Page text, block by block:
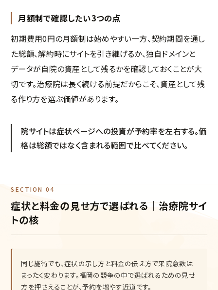
月額制で確認したい3つの点
初期費用0円の月額制は始めやすい一方、契約期間を通し
た総額、解約時にサイトを引き継げるか、独自ドメインと
データが自院の資産として残るかを確認しておくことが大
切です。治療院は長く続ける前提だからこそ、資産として残
る作り方を選ぶ価値があります。
院サイトは症状ページへの投資が予約率を左右する。価
格は総額ではなく含まれる範囲で比べてください。
SECTION 04
症状と料金の見せ方で選ばれる｜治療院サイ
トの核
同じ施術でも、症状の示し方と料金の伝え方で来院意欲は
まったく変わります。福岡の競争の中で選ばれるための見せ
方を押さえることが、予約を増やす近道です。